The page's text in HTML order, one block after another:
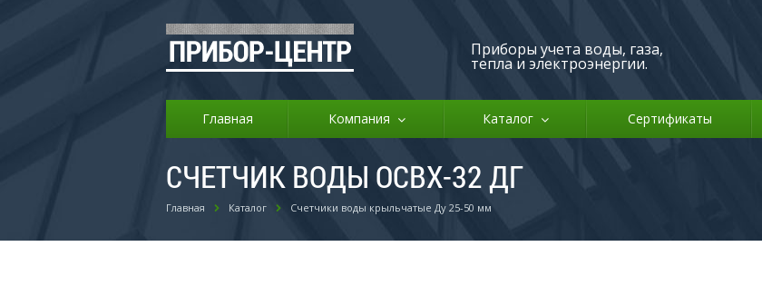
Приборы учета воды, газа,
тепла и электроэнергии.
Главная Компания Каталог Сертификаты
СЧЕТЧИК ВОДЫ ОСВХ-32 ДГ
Главная Каталог Счетчики воды крыльчатые Ду 25-50 мм